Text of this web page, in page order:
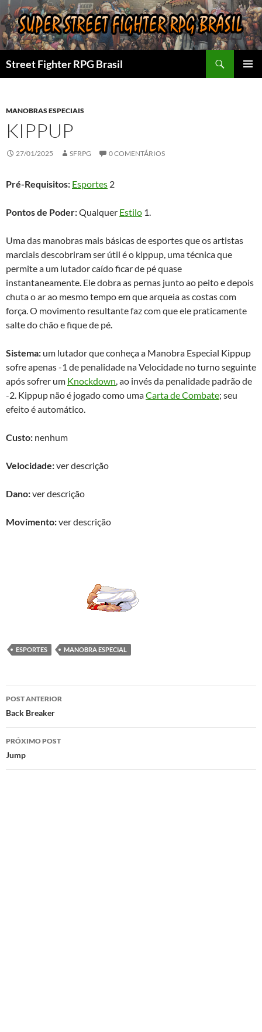
Pular
para
o
conteúdo
Street Fighter RPG Brasil
MANOBRAS ESPECIAIS
KIPPUP
27/01/2025 SFRPG 0 COMENTÁRIOS
Pré-Requisitos: Esportes 2
Pontos de Poder:Qualquer Estilo 1.
Uma das manobras mais básicas de esportes que os artistas
marciais descobriram ser útil é o kippup, uma técnica que
permite a um lutador caído ficar de pé quase
instantaneamente. Ele dobra as pernas junto ao peito e depois
chuta o ar ao mesmo tempo em que arqueia as costas com
força. O movimento resultante faz com que ele praticamente
salte do chão e fique de pé.
Sistema: um lutador que conheça a Manobra Especial Kippup
sofre apenas -1 de penalidade na Velocidade no turno seguinte
após sofrer um Knockdown, ao invés da penalidade padrão de
-2. Kippup não é jogado como umaCarta de Combate; seu
efeito é automático.
Custo: nenhum
Velocidade:ver descrição
Dano:ver descrição
Movimento:ver descrição
ESPORTES MANOBRA ESPECIAL
Navegação
de
posts
POST ANTERIOR
Back Breaker
PRÓXIMO POST
Jump